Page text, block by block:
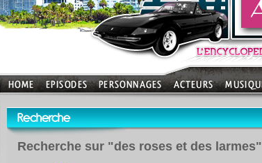
Recherche
Recherche sur "des roses et des larmes"